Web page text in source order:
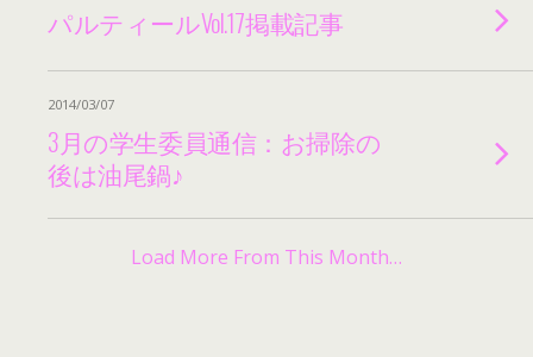
パルティールVol.17掲載記事
2014/03/07
3月の学生委員通信：お掃除の
後は油尾鍋♪
Load More From This Month…